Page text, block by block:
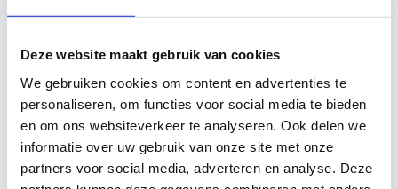
Deze website maakt gebruik van cookies
We gebruiken cookies om content en advertenties te
personaliseren, om functies voor social media te bieden
en om ons websiteverkeer te analyseren. Ook delen we
informatie over uw gebruik van onze site met onze
partners voor social media, adverteren en analyse. Deze
aanbieder? Dan is maatwerk mogelijk. In overleg met de
consulent kan gekozen worden voor een andere partij, mits de
ondersteuning voldoet aan de voorwaarden van de knipkaart
en aansluit bij de ondersteuningsvraag van de school.
Wanneer komt een aanvraag in
aanmerking?